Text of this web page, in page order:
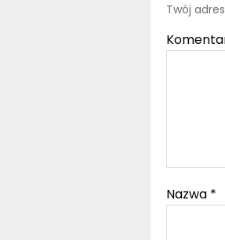
Twój
Nazwa *